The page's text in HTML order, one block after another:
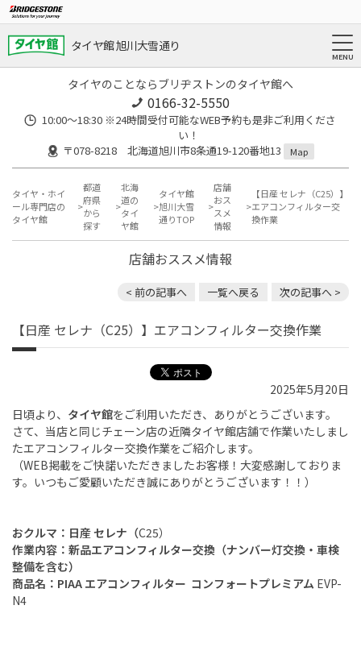
タイヤ館 旭川大雪通り
タイヤのことならブリヂストンのタイヤ館へ
0166-32-5550
10:00～18:30 ※24時間受付可能なWEB予約も是非ご利用くださ
い！
〒078-8218 北海道旭川市8条通19-120番地13
Map
タイヤ・ホイ
ール専門店の
タイヤ館
都道
府県
から
探す
北海
道の
タイ
ヤ館
タイヤ館
旭川大雪
通りTOP
店舗
おス
スメ
情報
【日産 セレナ（C25）】
エアコンフィルター交
換作業
店舗おススメ情報
< 前の記事へ 一覧へ戻る 次の記事へ >
【日産 セレナ（C25）】エアコンフィルター交換作業
2025年5月20日
日頃より、 タイヤ館をご利用いただき、ありがとうございます。
さて、当店と同じチェーン店の近隣タイヤ館店舗で作業いたしまし
たエアコンフィルター交換作業をご紹介します。
（WEB掲載をご快諾いただきましたお客様！大変感謝しておりま
す。いつもご愛顧いただき誠にありがとうございます！！）
おクルマ：日産 セレナ（C25）
作業内容：新品エアコンフィルター交換（ナンバー灯交換・車検
整備を含む）
商品名： PIAA エアコンフィルター コンフォートプレミアム EVP-
N4